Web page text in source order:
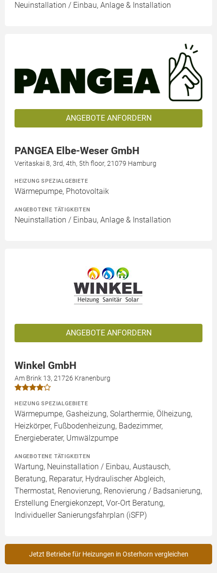
Neuinstallation / Einbau, Anlage & Installation
ANGEBOTE ANFORDERN
PANGEA Elbe-Weser GmbH
Veritaskai 8, 3rd, 4th, 5th floor, 21079 Hamburg
HEIZUNG SPEZIALGEBIETE
Wärmepumpe, Photovoltaik
ANGEBOTENE TÄTIGKEITEN
Neuinstallation / Einbau, Anlage & Installation
ANGEBOTE ANFORDERN
Winkel GmbH
Am Brink 13, 21726 Kranenburg
HEIZUNG SPEZIALGEBIETE
Wärmepumpe, Gasheizung, Solarthermie, Ölheizung,
Heizkörper, Fußbodenheizung, Badezimmer,
Energieberater, Umwälzpumpe
ANGEBOTENE TÄTIGKEITEN
Wartung, Neuinstallation / Einbau, Austausch,
Beratung, Reparatur, Hydraulischer Abgleich,
Thermostat, Renovierung, Renovierung / Badsanierung,
Erstellung Energiekonzept, Vor-Ort Beratung,
Individueller Sanierungsfahrplan (iSFP)
Jetzt Betriebe für Heizungen in Osterhorn vergleichen